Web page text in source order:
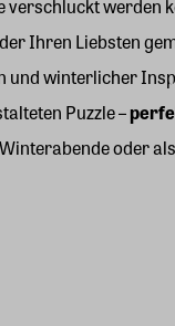
verschluckt werden
Ihren Liebsten
und winterlicher
Puzzle –
oder